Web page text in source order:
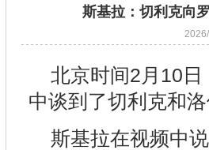
斯基拉：切利克向
北京时间2月10
中谈到了切利克和
斯基拉在视频中